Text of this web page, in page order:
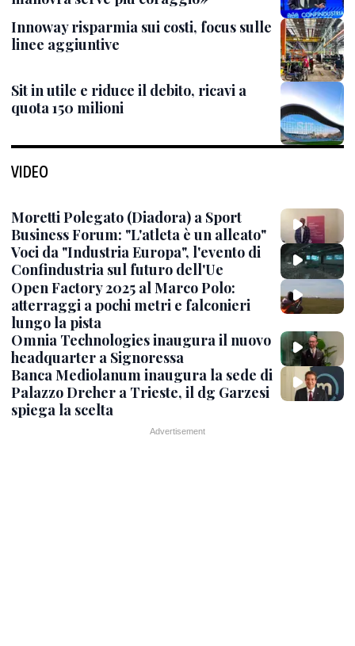
Innoway risparmia sui costi, focus sulle
linee aggiuntive
Sit in utile e riduce il debito, ricavi a
quota 150 milioni
VIDEO
Moretti Polegato (Diadora) a Sport
Business Forum: "L'atleta è un alleato"
Voci da "Industria Europa", l'evento di
Confindustria sul futuro dell'Ue
Open Factory 2025 al Marco Polo:
atterraggi a pochi metri e falconieri
lungo la pista
Omnia Technologies inaugura il nuovo
headquarter a Signoressa
Banca Mediolanum inaugura la sede di
Palazzo Dreher a Trieste, il dg Garzesi
spiega la scelta